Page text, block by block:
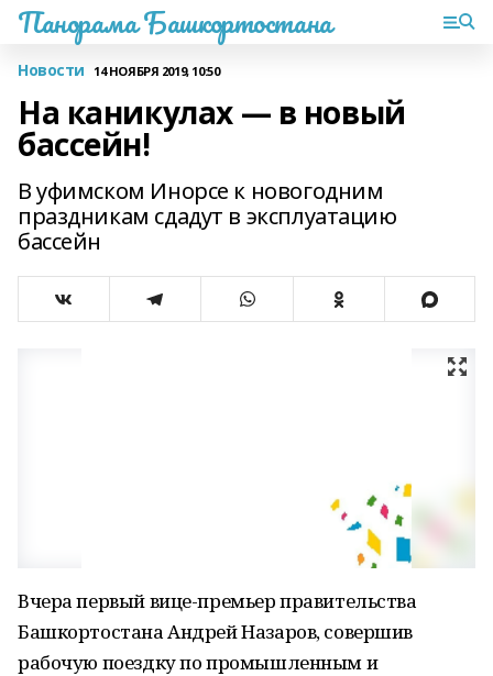
Панорама Башкортостана
Новости 14 НОЯБРЯ 2019, 10:50
На каникулах — в новый
бассейн!
В уфимском Инорсе к новогодним
праздникам сдадут в эксплуатацию
бассейн
Вчера первый вице-премьер правительства
Башкортостана Андрей Назаров, совершив
рабочую поездку по промышленным и